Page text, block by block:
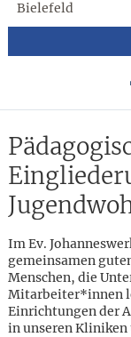
Bielefeld
Im Ev.
gemeinsamen
Menschen, die
Mitarbeiter*innen
Einrichtungen der
in unseren Kliniken